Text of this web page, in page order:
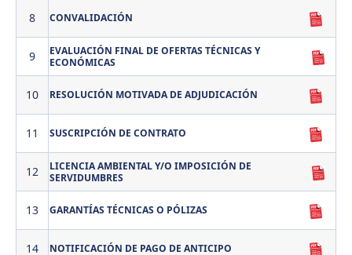
8 CONVALIDACIÓN
9
EVALUACIÓN FINAL DE OFERTAS TÉCNICAS Y
ECONÓMICAS
10 RESOLUCIÓN MOTIVADA DE ADJUDICACIÓN
11 SUSCRIPCIÓN DE CONTRATO
12
LICENCIA AMBIENTAL Y/O IMPOSICIÓN DE
SERVIDUMBRES
13 GARANTÍAS TÉCNICAS O PÓLIZAS
14 NOTIFICACIÓN DE PAGO DE ANTICIPO